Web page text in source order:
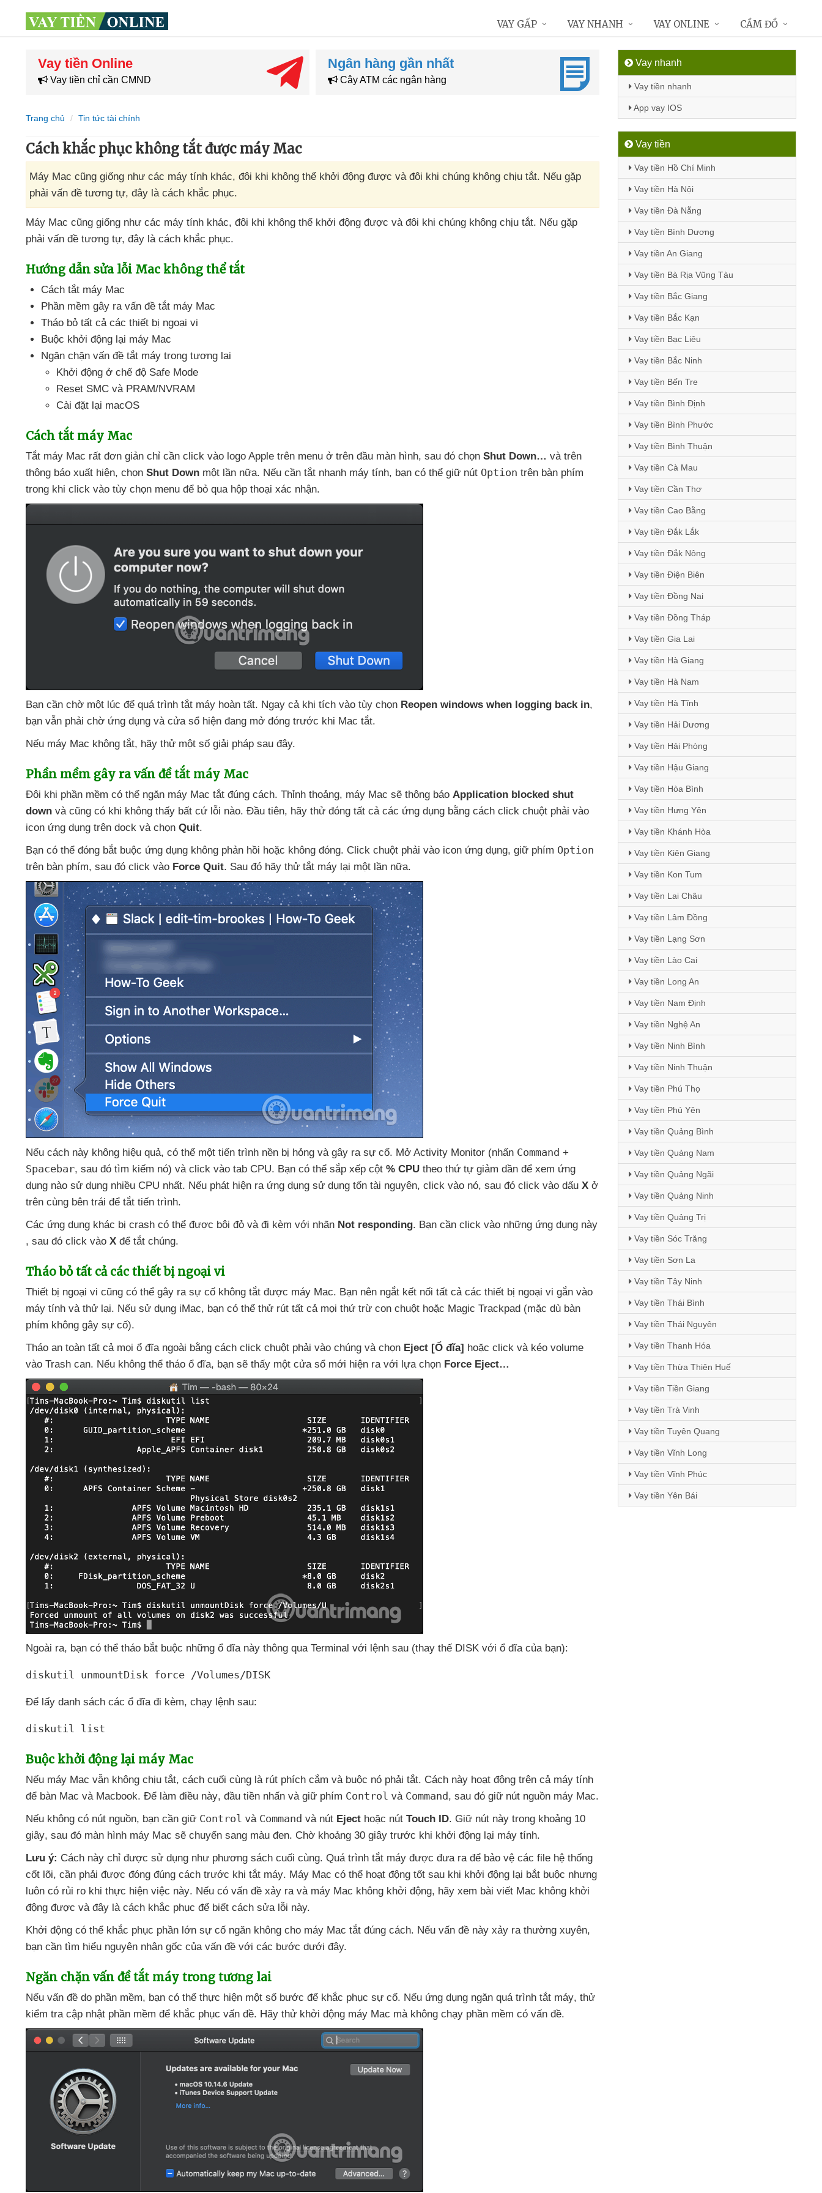
Vay tiền Online
Vay tiền chỉ cần CMND
Ngân hàng gần nhất
Cây ATM các ngân hàng
Trang chủ Tin tức tài chính
Cách khắc phục không tắt được máy Mac
Máy Mac cũng giống như các máy tính khác, đôi khi không thể khởi động được và đôi khi chúng không chịu tắt. Nếu gặp
phải vấn đề tương tự, đây là cách khắc phục.
Máy Mac cũng giống như các máy tính khác, đôi khi không thể khởi động được và đôi khi chúng không chịu tắt. Nếu gặp
phải vấn đề tương tự, đây là cách khắc phục.
Hướng dẫn sửa lỗi Mac không thể tắt
Cách tắt máy Mac
Phần mềm gây ra vấn đề tắt máy Mac
Tháo bỏ tất cả các thiết bị ngoại vi
Buộc khởi động lại máy Mac
Ngăn chặn vấn đề tắt máy trong tương lai
Khởi động ở chế độ Safe Mode
Reset SMC và PRAM/NVRAM
Cài đặt lại macOS
Cách tắt máy Mac
Tắt máy Mac rất đơn giản chỉ cần click vào logo Apple trên menu ở trên đầu màn hình, sau đó chọn Shut Down… và trên
thông báo xuất hiện, chọn Shut Down một lần nữa. Nếu cần tắt nhanh máy tính, bạn có thể giữ nút Option trên bàn phím
trong khi click vào tùy chọn menu để bỏ qua hộp thoại xác nhận.
Bạn cần chờ một lúc để quá trình tắt máy hoàn tất. Ngay cả khi tích vào tùy chọn Reopen windows when logging back in,
bạn vẫn phải chờ ứng dụng và cửa sổ hiện đang mở đóng trước khi Mac tắt.
Nếu máy Mac không tắt, hãy thử một số giải pháp sau đây.
Phần mềm gây ra vấn đề tắt máy Mac
Đôi khi phần mềm có thể ngăn máy Mac tắt đúng cách. Thỉnh thoảng, máy Mac sẽ thông báo Application blocked shut
down và cũng có khi không thấy bất cứ lỗi nào. Đầu tiên, hãy thử đóng tất cả các ứng dụng bằng cách click chuột phải vào
icon ứng dụng trên dock và chọn Quit.
Bạn có thể đóng bắt buộc ứng dụng không phản hồi hoặc không đóng. Click chuột phải vào icon ứng dụng, giữ phím Option
trên bàn phím, sau đó click vào Force Quit. Sau đó hãy thử tắt máy lại một lần nữa.
Nếu cách này không hiệu quả, có thể một tiến trình nền bị hỏng và gây ra sự cố. Mở Activity Monitor (nhấn Command +
Spacebar, sau đó tìm kiếm nó) và click vào tab CPU. Bạn có thể sắp xếp cột % CPU theo thứ tự giảm dần để xem ứng
dụng nào sử dụng nhiều CPU nhất. Nếu phát hiện ra ứng dụng sử dụng tốn tài nguyên, click vào nó, sau đó click vào dấu X ở
trên cùng bên trái để tắt tiến trình.
Các ứng dụng khác bị crash có thể được bôi đỏ và đi kèm với nhãn Not responding. Bạn cần click vào những ứng dụng này
, sau đó click vào X để tắt chúng.
Tháo bỏtất cả các thiết bị ngoại vi
Thiết bị ngoại vi cũng có thể gây ra sự cố không tắt được máy Mac. Bạn nên ngắt kết nối tất cả các thiết bị ngoại vi gắn vào
máy tính và thử lại. Nếu sử dụng iMac, bạn có thể thử rút tất cả mọi thứ trừ con chuột hoặc Magic Trackpad (mặc dù bàn
phím không gây sự cố).
Tháo an toàn tất cả mọi ổ đĩa ngoài bằng cách click chuột phải vào chúng và chọn Eject [Ổ đĩa] hoặc click và kéo volume
vào Trash can. Nếu không thể tháo ổ đĩa, bạn sẽ thấy một cửa sổ mới hiện ra với lựa chọn Force Eject…
Ngoài ra, bạn có thể tháo bắt buộc những ổ đĩa này thông qua Terminal với lệnh sau (thay thế DISK với ổ đĩa của bạn):
diskutil unmountDisk force /Volumes/DISK
Để lấy danh sách các ổ đĩa đi kèm, chạy lệnh sau:
diskutil list
Buộc khởi động lại máy Mac
Nếu máy Mac vẫn không chịu tắt, cách cuối cùng là rút phích cắm và buộc nó phải tắt. Cách này hoạt động trên cả máy tính
để bàn Mac và Macbook. Để làm điều này, đầu tiền nhấn và giữ phím Control và Command, sau đó giữ nút nguồn máy Mac.
Nếu không có nút nguồn, bạn cần giữ Control và Command và nút Eject hoặc nút Touch ID. Giữ nút này trong khoảng 10
giây, sau đó màn hình máy Mac sẽ chuyển sang màu đen. Chờ khoảng 30 giây trước khi khởi động lại máy tính.
Lưu ý: Cách này chỉ được sử dụng như phương sách cuối cùng. Quá trình tắt máy được đưa ra để bảo vệ các file hệ thống
cốt lõi, cần phải được đóng đúng cách trước khi tắt máy. Máy Mac có thể hoạt động tốt sau khi khởi động lại bắt buộc nhưng
luôn có rủi ro khi thực hiện việc này. Nếu có vấn đề xảy ra và máy Mac không khởi động, hãy xem bài viết Mac không khởi
động được và đây là cách khắc phục để biết cách sửa lỗi này.
Khởi động có thể khắc phục phần lớn sự cố ngăn không cho máy Mac tắt đúng cách. Nếu vấn đề này xảy ra thường xuyên,
bạn cần tìm hiểu nguyên nhân gốc của vấn đề với các bước dưới đây.
Ngăn chặn vấn đề tắt máy trong tương lai
Nếu vấn đề do phần mềm, bạn có thể thực hiện một số bước để khắc phục sự cố. Nếu ứng dụng ngăn quá trình tắt máy, thử
kiểm tra cập nhật phần mềm để khắc phục vấn đề. Hãy thử khởi động máy Mac mà không chạy phần mềm có vấn đề.
Vay nhanh
Vay tiền nhanh
App vay IOS
Vay tiền
Vay tiền Hồ Chí Minh
Vay tiền Hà Nội
Vay tiền Đà Nẵng
Vay tiền Bình Dương
Vay tiền An Giang
Vay tiền Bà Rịa Vũng Tàu
Vay tiền Bắc Giang
Vay tiền Bắc Kạn
Vay tiền Bạc Liêu
Vay tiền Bắc Ninh
Vay tiền Bến Tre
Vay tiền Bình Định
Vay tiền Bình Phước
Vay tiền Bình Thuận
Vay tiền Cà Mau
Vay tiền Cần Thơ
Vay tiền Cao Bằng
Vay tiền Đắk Lắk
Vay tiền Đắk Nông
Vay tiền Điện Biên
Vay tiền Đồng Nai
Vay tiền Đồng Tháp
Vay tiền Gia Lai
Vay tiền Hà Giang
Vay tiền Hà Nam
Vay tiền Hà Tĩnh
Vay tiền Hải Dương
Vay tiền Hải Phòng
Vay tiền Hậu Giang
Vay tiền Hòa Bình
Vay tiền Hưng Yên
Vay tiền Khánh Hòa
Vay tiền Kiên Giang
Vay tiền Kon Tum
Vay tiền Lai Châu
Vay tiền Lâm Đồng
Vay tiền Lạng Sơn
Vay tiền Lào Cai
Vay tiền Long An
Vay tiền Nam Định
Vay tiền Nghệ An
Vay tiền Ninh Bình
Vay tiền Ninh Thuận
Vay tiền Phú Thọ
Vay tiền Phú Yên
Vay tiền Quảng Bình
Vay tiền Quảng Nam
Vay tiền Quảng Ngãi
Vay tiền Quảng Ninh
Vay tiền Quảng Trị
Vay tiền Sóc Trăng
Vay tiền Sơn La
Vay tiền Tây Ninh
Vay tiền Thái Bình
Vay tiền Thái Nguyên
Vay tiền Thanh Hóa
Vay tiền Thừa Thiên Huế
Vay tiền Tiền Giang
Vay tiền Trà Vinh
Vay tiền Tuyên Quang
Vay tiền Vĩnh Long
Vay tiền Vĩnh Phúc
Vay tiền Yên Bái
VAY GẤP VAY NHANH VAY ONLINE CẦM ĐỒ